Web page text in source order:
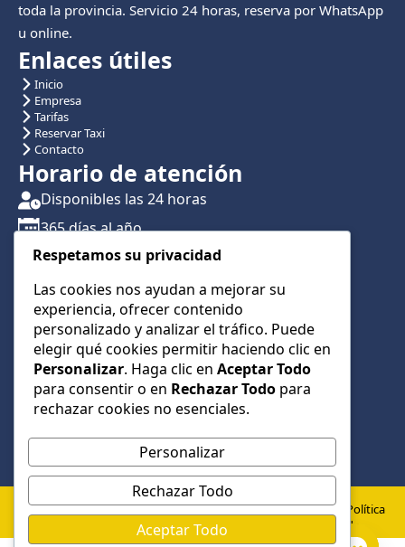
toda la provincia. Servicio 24 horas, reserva por WhatsApp
u online.
Enlaces útiles
Inicio
Empresa
Tarifas
Reservar Taxi
Contacto
Horario de atención
Disponibles las 24 horas
365 días al año
Traslados con reserva previa
Atención por teléfono y WhatsApp 24/7
CONTÁCTANOS
+34 622 01 23 74
+34 622 01 23 74
info@taxialmeria9.com
© 2026 Taxi Almería 9 –
Todos los derechos
Política de
Aviso
Política
de
cookies
Respetamos su privacidad
Las cookies nos ayudan a mejorar su
experiencia, ofrecer contenido
personalizado y analizar el tráfico. Puede
elegir qué cookies permitir haciendo clic en
Personalizar. Haga clic en Aceptar Todo
para consentir o en Rechazar Todo para
rechazar cookies no esenciales.
Personalizar
Rechazar Todo
Aceptar Todo